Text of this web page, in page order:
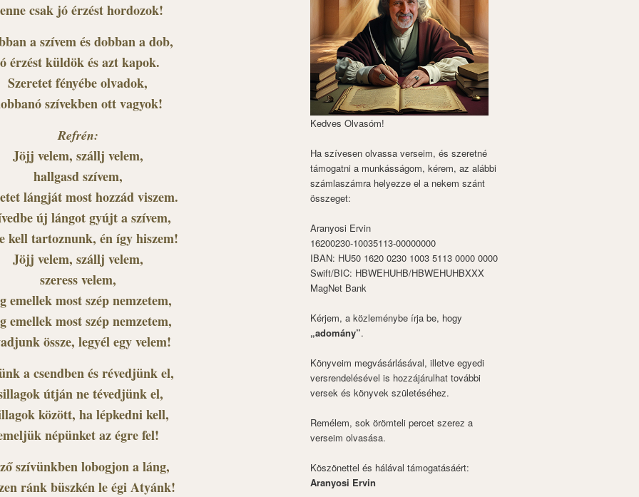
csak jó érzést hordozok!
a szívem és dobban a dob,
érzést küldök és azt kapok.
Szeretet fényébe olvadok,
szívekben ott vagyok!
Refrén:
Jöjj velem, szállj velem,
hallgasd szívem,
lángját most hozzád viszem.
új lángot gyújt a szívem,
kell tartoznunk, én így hiszem!
Jöjj velem, szállj velem,
szeress velem,
emellek most szép nemzetem,
emellek most szép nemzetem,
össze, legyél egy velem!
a csendben és révedjünk el,
útján ne tévedjünk el,
között, ha lépkedni kell,
népünket az égre fel!
szívünkben lobogjon a láng,
ránk büszkén le égi Atyánk!
Kedves Olvasóm!
Ha szívesen olvassa verseim, és szeretné
támogatni a munkásságom, kérem, az alábbi
számlaszámra helyezze el a nekem szánt
összeget:
Aranyosi Ervin
16200230-10035113-00000000
IBAN: HU50 1620 0230 1003 5113 0000 0000
Swift/BIC: HBWEHUHB/HBWEHUHBXXX
MagNet Bank
Kérjem, a közleménybe írja be, hogy
„adomány”.
Könyveim megvásárlásával, illetve egyedi
versrendelésével is hozzájárulhat további
versek és könyvek születéséhez.
Remélem, sok örömteli percet szerez a
verseim olvasása.
Köszönettel és hálával támogatásáért:
Aranyosi Ervin